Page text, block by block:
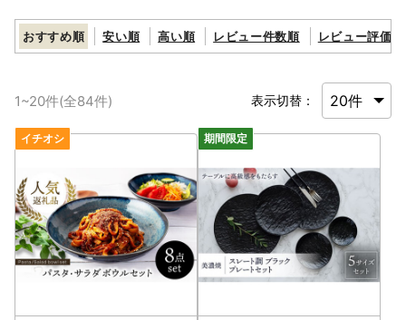
おすすめ順 安い順 高い順 レビュー件数順 レビュー評価順
1~20件(全84件) 表示切替：